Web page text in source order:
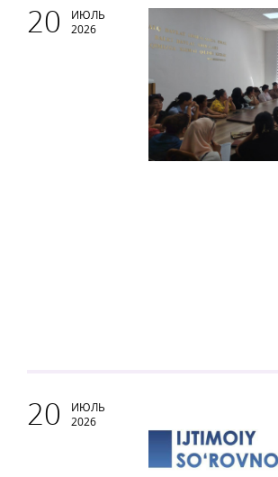
20
ИЮЛЬ
2026
20
ИЮЛЬ
2026